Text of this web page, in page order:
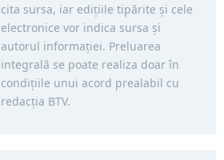
cita sursa, iar ediţiile tipărite și cele
electronice vor indica sursa şi
autorul informaţiei. Preluarea
integrală se poate realiza doar în
condiţiile unui acord prealabil cu
redacţia BTV.